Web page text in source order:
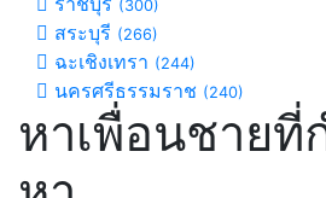
(300)
สระบุรี (266)
ฉะเชิงเทรา (244)
นครศรีธรรมราช (240)
หาเพื่อนชายที่